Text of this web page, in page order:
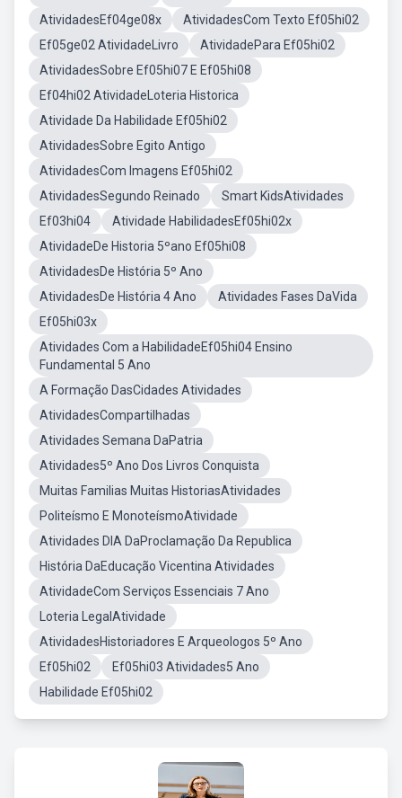
AtividadesEf04ge08x
AtividadesCom Texto Ef05hi02
Ef05ge02 AtividadeLivro
AtividadePara Ef05hi02
AtividadesSobre Ef05hi07 E Ef05hi08
Ef04hi02 AtividadeLoteria Historica
Atividade Da Habilidade Ef05hi02
AtividadesSobre Egito Antigo
AtividadesCom Imagens Ef05hi02
AtividadesSegundo Reinado
Smart KidsAtividades
Ef03hi04
Atividade HabilidadesEf05hi02x
AtividadeDe Historia 5ºano Ef05hi08
AtividadesDe História 5º Ano
AtividadesDe História 4 Ano
Atividades Fases DaVida
Ef05hi03x
Atividades Com a HabilidadeEf05hi04 Ensino
Fundamental 5 Ano
A Formação DasCidades Atividades
AtividadesCompartilhadas
Atividades Semana DaPatria
Atividades5º Ano Dos Livros Conquista
Muitas Familias Muitas HistoriasAtividades
Politeísmo E MonoteísmoAtividade
Atividades DIA DaProclamação Da Republica
História DaEducação Vicentina Atividades
AtividadeCom Serviços Essenciais 7 Ano
Loteria LegalAtividade
AtividadesHistoriadores E Arqueologos 5º Ano
Ef05hi02
Ef05hi03 Atividades5 Ano
Habilidade Ef05hi02